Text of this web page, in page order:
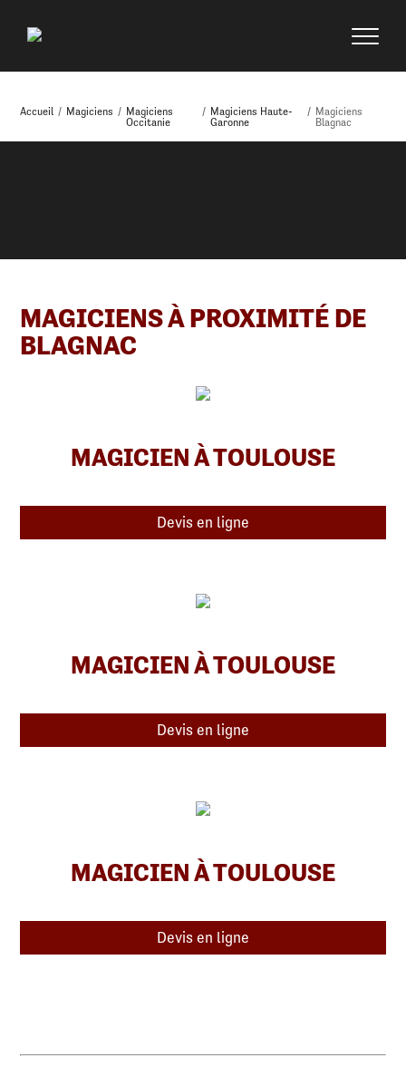
Accueil / Magiciens / Magiciens
Occitanie
/ Magiciens Haute-
Garonne
/ Magiciens
Blagnac
MAGICIENS À PROXIMITÉ DE
BLAGNAC
MAGICIEN À TOULOUSE
Devis en ligne
MAGICIEN À TOULOUSE
Devis en ligne
MAGICIEN À TOULOUSE
Devis en ligne